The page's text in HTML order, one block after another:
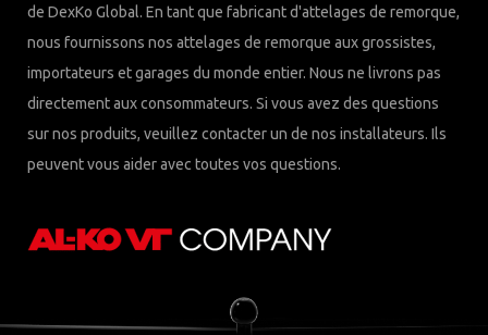
de DexKo Global. En tant que fabricant d'attelages de remorque,
nous fournissons nos attelages de remorque aux grossistes,
importateurs et garages du monde entier. Nous ne livrons pas
directement aux consommateurs. Si vous avez des questions
sur nos produits, veuillez contacter un de nos installateurs. Ils
peuvent vous aider avec toutes vos questions.